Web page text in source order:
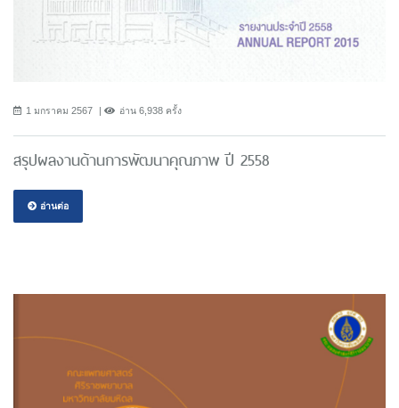
1 มกราคม 2567 อ่าน 6,938 ครั้ง
สรุปผลงานด้านการพัฒนาคุณภาพ ปี 2558
อ่านต่อ